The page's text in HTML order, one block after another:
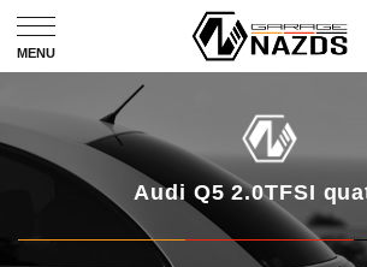
Audi Q5 2.0TFSI